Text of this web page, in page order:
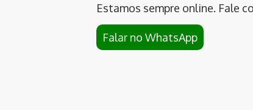
Estamos sempre online. Fale
Falar no WhatsApp